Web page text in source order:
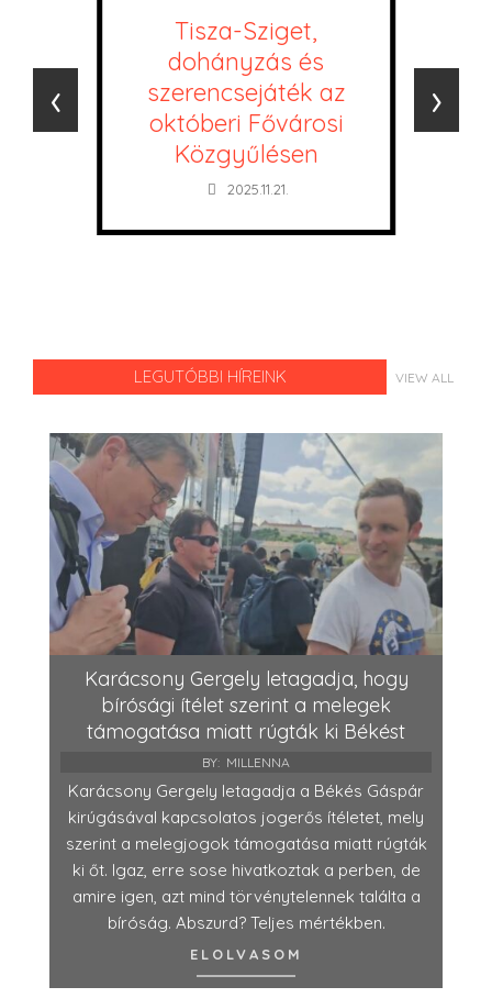
Tisza-Sziget,
dohányzás és
szerencsejáték az
októberi Fővárosi
Közgyűlésen
2025.11.21.
‹ ›
LEGUTÓBBI HÍREINK VIEW ALL
Karácsony Gergely letagadja, hogy
bírósági ítélet szerint a melegek
támogatása miatt rúgták ki Békést
BY: MILLENNA
Karácsony Gergely letagadja a Békés Gáspár
kirúgásával kapcsolatos jogerős ítéletet, mely
szerint a melegjogok támogatása miatt rúgták
ki őt. Igaz, erre sose hivatkoztak a perben, de
amire igen, azt mind törvénytelennek találta a
bíróság. Abszurd? Teljes mértékben.
ELOLVASOM